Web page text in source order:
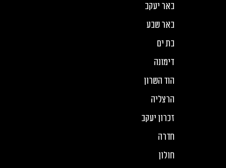
באר יעקב
באר שבע
בת ים
דימונה
הוד השרון
הרצליה
זכרון יעקב
חדרה
חולון